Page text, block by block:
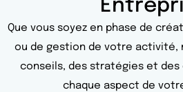
Que vous soyez en phase de
ou de gestion de votre activité,
conseils, des stratégies et
chaque aspect de